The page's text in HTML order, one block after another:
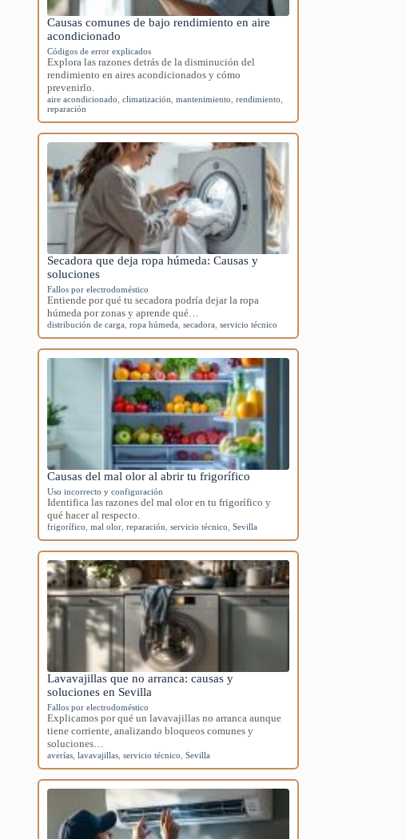
Causas comunes de bajo rendimiento en aire
acondicionado
Códigos de error explicados
Explora las razones detrás de la disminución del
rendimiento en aires acondicionados y cómo
prevenirlo.
aire acondicionado ,climatización ,mantenimiento ,rendimiento
reparación
Secadora que deja ropa húmeda: Causas y
soluciones
Fallos por electrodoméstico
Entiende por qué tu secadora podría dejar la ropa
húmeda por zonas y aprende qué…
distribución de carga ,ropa húmeda ,secadora ,servicio técnico
Causas del mal olor al abrir tu frigorífico
Uso incorrecto y configuración
Identifica las razones del mal olor en tu frigorífico y
qué hacer al respecto.
frigorífico ,mal olor ,reparación ,servicio técnico ,Sevilla
Lavavajillas que no arranca: causas y
soluciones en Sevilla
Fallos por electrodoméstico
Explicamos por qué un lavavajillas no arranca aunque
tiene corriente, analizando bloqueos comunes y
soluciones…
averías ,lavavajillas ,servicio técnico ,Sevilla